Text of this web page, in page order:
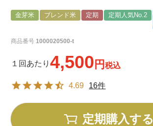
金芽米 ブレンド米 定期 定期人気No.2
商品番号 1000020500-t
１回あたり4,500 税込
4.69 16件
定期購入する